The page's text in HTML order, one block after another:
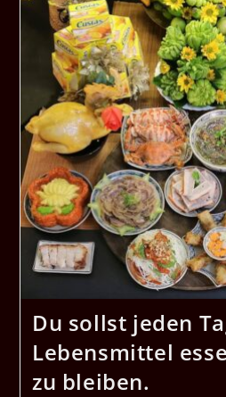
Du sollst jeden
Lebensmittel
zu bleiben.